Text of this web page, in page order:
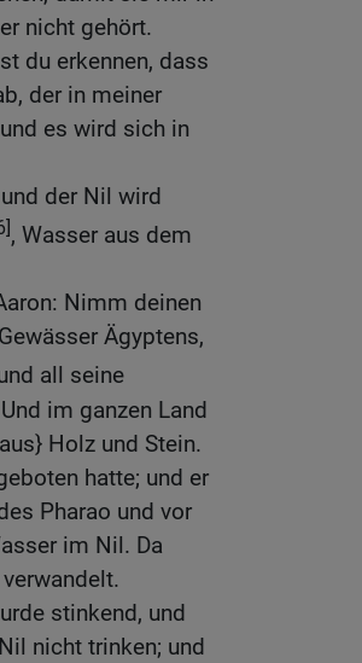
nicht gehört.
du erkennen, dass
der in meiner
es wird sich in
der Nil wird
, Wasser aus dem
Nimm deinen
Ägyptens,
all seine
im ganzen Land
Holz und Stein.
hatte; und er
Pharao und vor
im Nil. Da
stinkend, und
nicht trinken; und